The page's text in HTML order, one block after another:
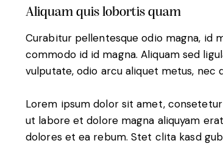
Aliquam quis lobortis quam
Curabitur pellentesque odio magna, id
commodo id id magna. Aliquam sed
vulputate, odio arcu aliquet metus, nec
Lorem ipsum dolor sit amet,
ut labore et dolore magna aliquyam
dolores et ea rebum. Stet clita kasd